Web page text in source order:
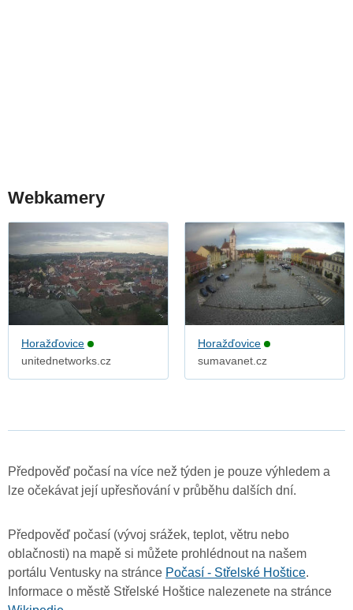
Webkamery
Horažďovice
unitednetworks.cz
Horažďovice
sumavanet.cz
Předpověď počasí na více než týden je pouze výhledem a
lze očekávat její upřesňování v průběhu dalších dní.
Předpověď počasí (vývoj srážek, teplot, větru nebo
oblačnosti) na mapě si můžete prohlédnout na našem
portálu Ventusky na stránce Počasí - Střelské Hoštice.
Informace o městě Střelské Hoštice nalezenete na stránce